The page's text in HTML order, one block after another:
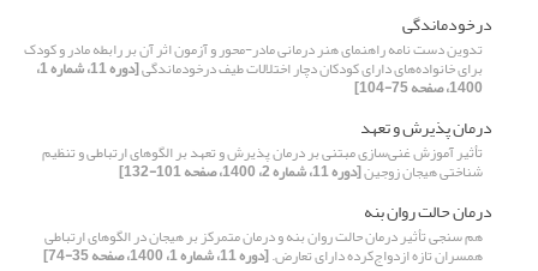
درخودماندگی
تدوین دست نامه راهنمای هنر درمانی مادر-محور و آزمون اثر آن بر رابطه مادر و کودک
برای خانواده‌های دارای کودکان دچار اختلالات طیف درخودماندگی [دوره 11، شماره 1،
1400، صفحه 75-104]
درمان پذیرش و تعهد
تأثیر آموزش غنی‌سازی مبتنی بر درمان پذیرش و تعهد بر الگوهای ارتباطی و تنظیم
شناختی هیجان زوجین[دوره 11، شماره 2، 1400، صفحه 101-132]
درمان حالت روان بنه
هم سنجی تأثیر درمان حالت روان بنه و درمان متمرکز بر هیجان در الگوهای ارتباطی
همسران تازه ازدواج‌کرده دارای تعارض.[دوره 11، شماره 1، 1400، صفحه 35-74]